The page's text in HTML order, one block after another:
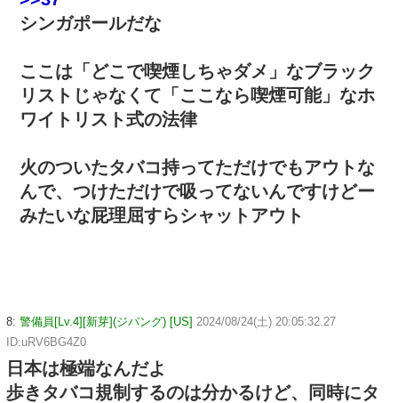
シンガポールだな
ここは「どこで喫煙しちゃダメ」なブラック
リストじゃなくて「ここなら喫煙可能」なホ
ワイトリスト式の法律
火のついたタバコ持ってただけでもアウトな
んで、つけただけで吸ってないんですけどー
みたいな屁理屈すらシャットアウト
8: 警備員[Lv.4][新芽](ジパング) [US] 2024/08/24(土) 20:05:32.27
ID:uRV6BG4Z0
日本は極端なんだよ
歩きタバコ規制するのは分かるけど、同時にタ